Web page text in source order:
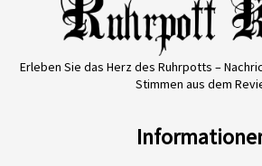
Erleben Sie das Herz des Ruhrpotts –
Stimmen aus dem